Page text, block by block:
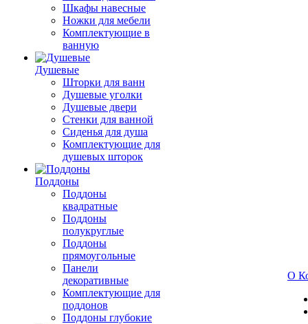
Шкафы навесные
Ножки для мебели
Комплектующие в
ванную
Душевые
Шторки для ванн
Душевые уголки
Душевые двери
Стенки для ванной
Сиденья для душа
Комплектующие для
душевых шторок
Поддоны
Поддоны
квадратные
Поддоны
полукруглые
Поддоны
прямоугольные
Панели
декоративные
Комплектующие для
поддонов
Поддоны глубокие
О